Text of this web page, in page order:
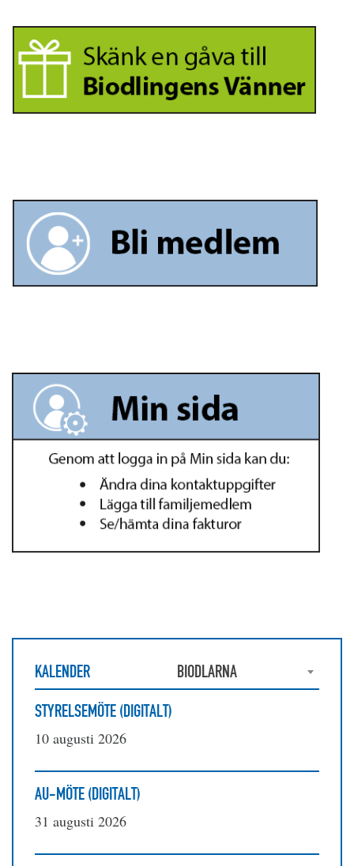
KALENDER
BIODLARNA
STYRELSEMÖTE (DIGITALT)
10 augusti 2026
AU-MÖTE (DIGITALT)
31 augusti 2026